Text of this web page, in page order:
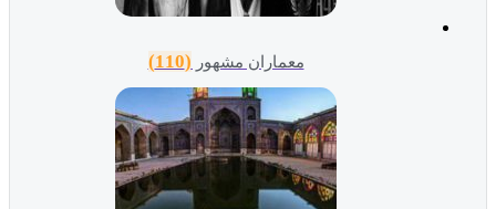
معماران مشهور (110)